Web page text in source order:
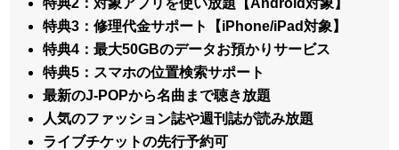
特典3：修理代金サポート【iPhone/iPad対象】
特典4：最大50GBのデータお預かりサービス
特典5：スマホの位置検索サポート
最新のJ-POPから名曲まで聴き放題
人気のファッション誌や週刊誌が読み放題
ライブチケットの先行予約可